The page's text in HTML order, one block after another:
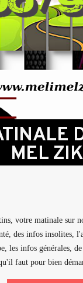
MEL ZIK
votre matinale sur
des infos insolites,
les infos générales,
faut pour bien